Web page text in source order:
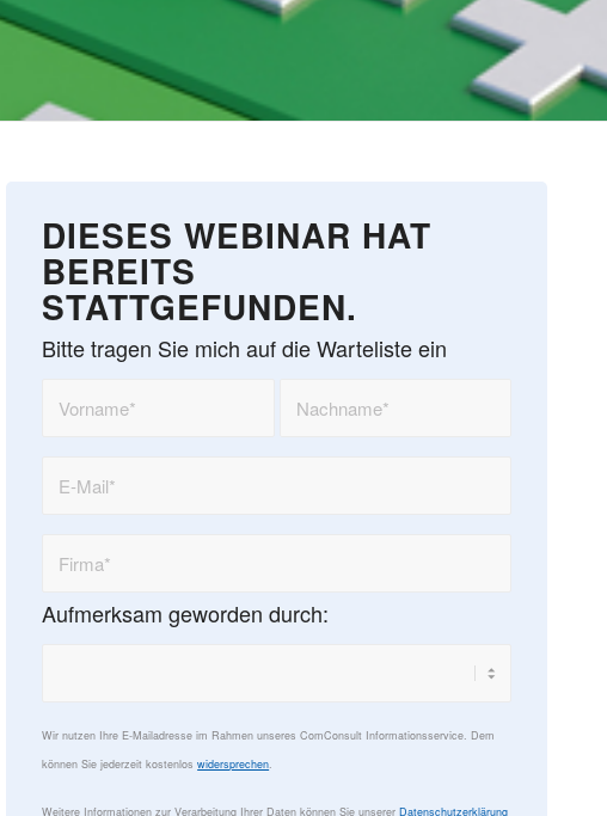
DIESES WEBINAR HAT
BEREITS
STATTGEFUNDEN.
Bitte tragen Sie mich auf die Warteliste ein
Aufmerksam geworden durch:
Wir nutzen Ihre E-Mailadresse im Rahmen unseres ComConsult Informationsservice. Dem
können Sie jederzeit kostenloswidersprechen.
Weitere Informationen zur Verarbeitung Ihrer Daten können Sie unsererDatenschutzerklärung